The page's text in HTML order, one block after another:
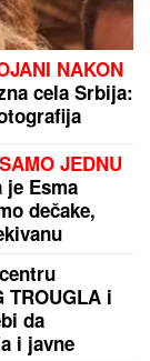
O
Amidžića
pa iskreno